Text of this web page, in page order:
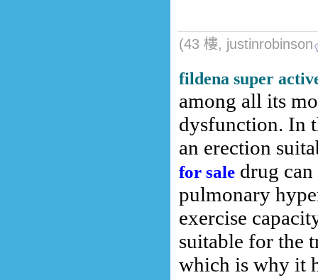
(43 樓, justinrobinson
fildena super
among all its
dysfunction. In
an erection
for sale drug
pulmonary
exercise
suitable for the
which is why it